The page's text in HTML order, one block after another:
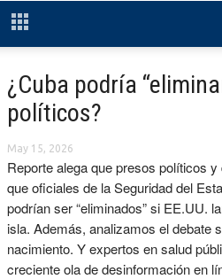
¿Cuba podría
políticos?
May 15, 2026
Reporte alega que presos políticos
que oficiales de la Seguridad del
podrían ser “eliminados” si EE.UU.
isla. Además, analizamos el debate
nacimiento. Y expertos en salud
creciente ola de desinformación en